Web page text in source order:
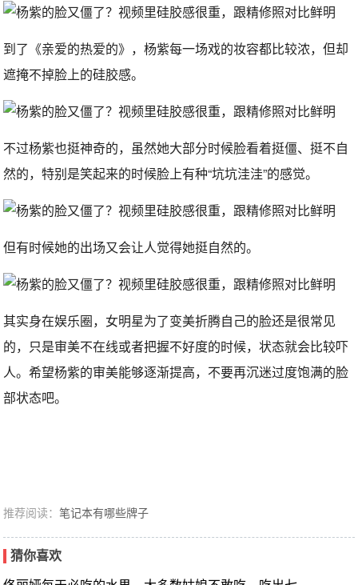
到了《亲爱的热爱的》，杨紫每一场戏的妆容都比较浓，但却
遮掩不掉脸上的硅胶感。
不过杨紫也挺神奇的，虽然她大部分时候脸看着挺僵、挺不自
然的，特别是笑起来的时候脸上有种“坑坑洼洼”的感觉。
但有时候她的出场又会让人觉得她挺自然的。
其实身在娱乐圈，女明星为了变美折腾自己的脸还是很常见
的，只是审美不在线或者把握不好度的时候，状态就会比较吓
人。希望杨紫的审美能够逐渐提高，不要再沉迷过度饱满的脸
部状态吧。
推荐阅读： 笔记本有哪些牌子
猜你喜欢